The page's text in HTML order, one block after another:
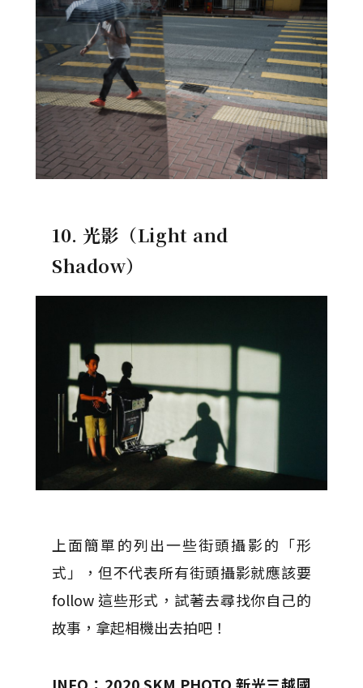
10. 光影（Light and
Shadow）
上面簡單的列出一些街頭攝影的「形
式」，但不代表所有街頭攝影就應該要
follow 這些形式，試著去尋找你自己的
故事，拿起相機出去拍吧！